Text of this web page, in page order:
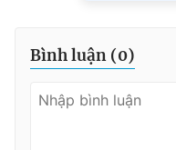
Bình luận (0)